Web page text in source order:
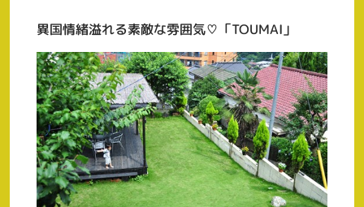
異国情緒溢れる素敵な雰囲気♡「TOUMAI」